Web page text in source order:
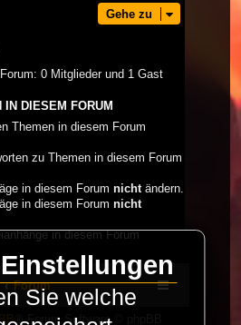
Gehe zu
0 Mitglieder und 1 Gast
IN DIESEM FORUM
Themen in diesem Forum
zu Themen in diesem Forum
in diesem Forum nicht ändern.
in diesem Forum nicht
in diesem Forum
Forum
® Forum Software © phpBB
Sie welche